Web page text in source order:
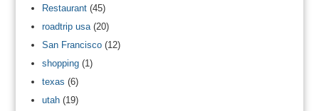
Restaurant(45)
roadtrip usa(20)
San Francisco(12)
shopping(1)
texas (6)
utah(19)